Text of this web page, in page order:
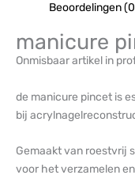
Beoordelingen
manicure
Onmisbaar artikel in
de manicure pincet is
bij
Gemaakt van roestvrij
voor het verzamelen